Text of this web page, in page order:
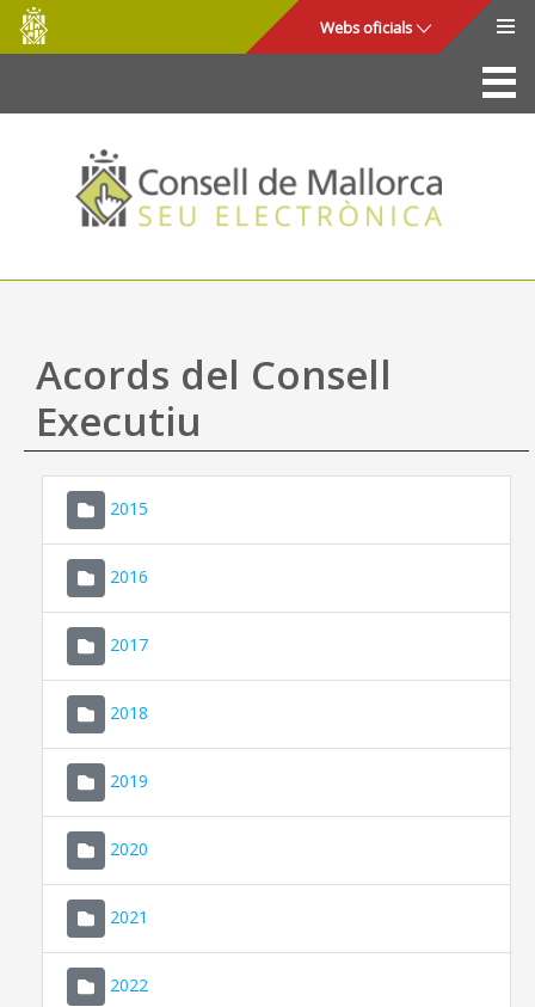
Salta al contingut principal
Consell
de
Mallorca
Webs oficials
La Seu
Consell de Mallorca
Accés i seguretat
Utilitats
Ajuda
Acords del Consell
Executiu
2015
2016
2017
2018
2019
2020
2021
2022